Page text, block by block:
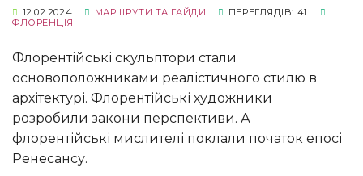
12.02.2024 МАРШРУТИ ТА ГАЙДИ
ПЕРЕГЛЯДІВ: 41
ФЛОРЕНЦІЯ
Флорентійські скульптори стали
основоположниками реалістичного стилю в
архітектурі. Флорентійські художники
розробили закони перспективи. А
флорентійські мислителі поклали початок епосі
Ренесансу.